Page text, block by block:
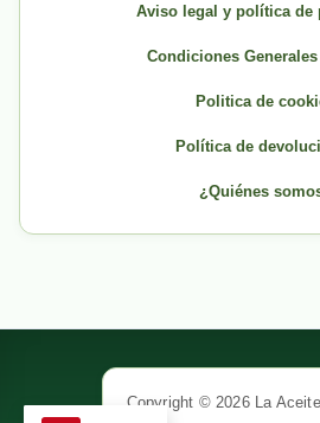
Aviso legal y política de
Condiciones Generales
Politica de
Política de
¿Quiénes
Copyright © 2026 La